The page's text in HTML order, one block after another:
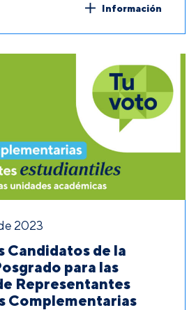
Información
2023
Candidatos de la
para las
Representantes
Complementarias